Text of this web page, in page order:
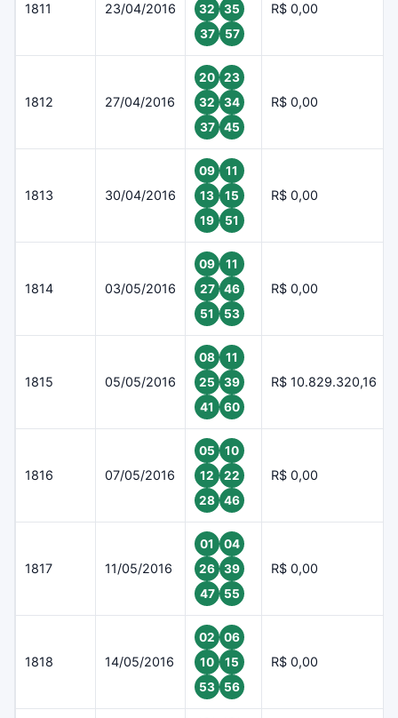
1811 23/04/2016
32
35
37
57
R$ 0,00
1812 27/04/2016
20
23
32
34
37
45
R$ 0,00
1813 30/04/2016
09
11
13
15
19
51
R$ 0,00
1814 03/05/2016
09
11
27
46
51
53
R$ 0,00
1815 05/05/2016
08
11
25
39
41
60
R$ 10.829.320,16
1816 07/05/2016
05
10
12
22
28
46
R$ 0,00
1817 11/05/2016
01
04
26
39
47
55
R$ 0,00
1818 14/05/2016
02
06
10
15
53
56
R$ 0,00